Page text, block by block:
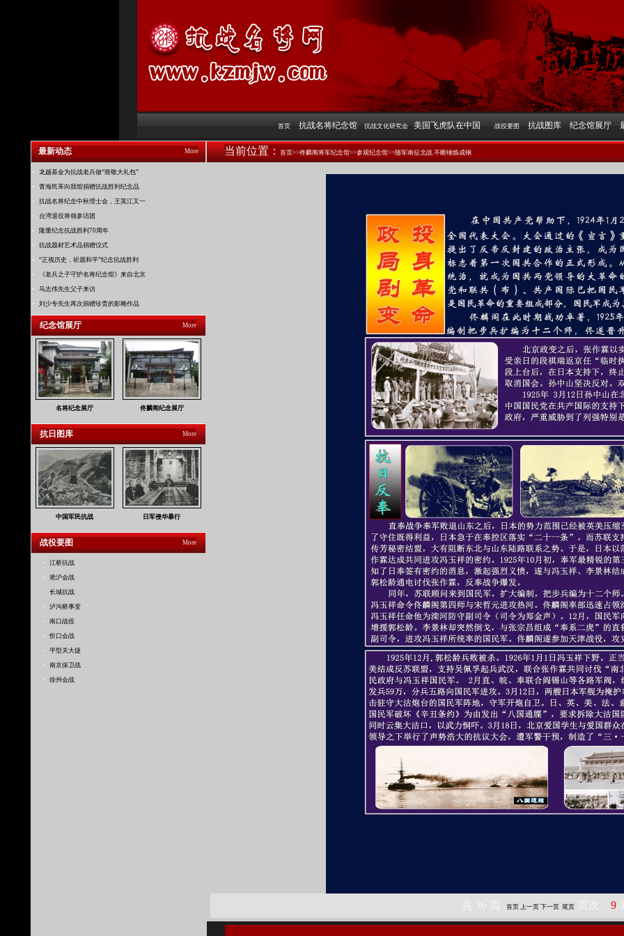
首页 抗战名将纪念馆 抗战文化研究会 美国飞虎队在中国 战役要图 抗战图库 纪念馆展厅
最新动态 More
· 龙越基金为抗战老兵做“致敬大礼包”
· 青海民革向我馆捐赠抗战胜利纪念品
· 抗战名将纪念中秋理士会，王英江又一
· 台湾退役将领参访团
· 隆重纪念抗战胜利70周年
· 抗战题材艺术品捐赠仪式
· “正视历史，祈愿和平”纪念抗战胜利
· 《老兵之子守护名将纪念馆》来自北京
· 马志伟先生父子来访
· 刘少专先生再次捐赠珍贵的影雕作品
纪念馆展厅 More
名将纪念展厅 佟麟阁纪念展厅
抗日图库 More
中国军民抗战 日军侵华暴行
战役要图 More
· 江桥抗战
· 淞沪会战
· 长城抗战
· 泸沟桥事变
· 南口战役
· 忻口会战
· 平型关大捷
· 南京保卫战
· 徐州会战
当前位置： 首页>>佟麟阁将军纪念馆>>参观纪念馆>>随军南征北战 不断锤炼成钢
共 36 页 首页 上一页 下一页 尾页 页次： 9